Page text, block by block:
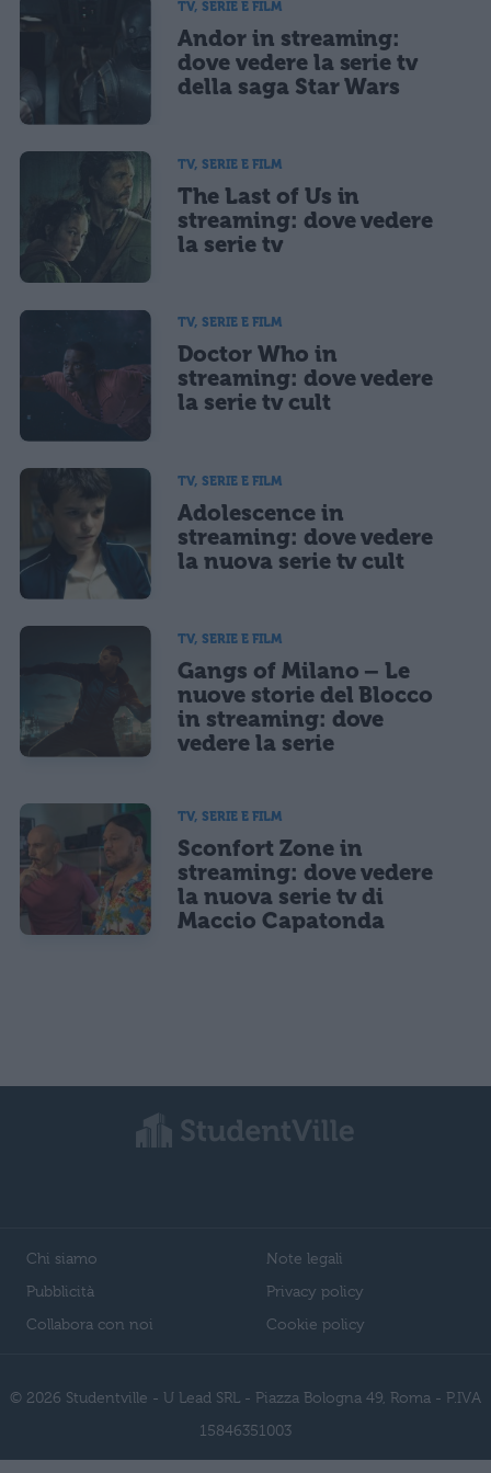
TV, SERIE E FILM
Andor in streaming:
dove vedere la serie tv
della saga Star Wars
TV, SERIE E FILM
The Last of Us in
streaming: dove vedere
la serie tv
TV, SERIE E FILM
Doctor Who in
streaming: dove vedere
la serie tv cult
TV, SERIE E FILM
Adolescence in
streaming: dove vedere
la nuova serie tv cult
TV, SERIE E FILM
Gangs of Milano – Le
nuove storie del Blocco
in streaming: dove
vedere la serie
TV, SERIE E FILM
Sconfort Zone in
streaming: dove vedere
la nuova serie tv di
Maccio Capatonda
Chi siamo
Pubblicità
Collabora con noi
Note legali
Privacy policy
Cookie policy
© 2026 Studentville - U Lead SRL - Piazza Bologna 49, Roma - P.IVA
15846351003